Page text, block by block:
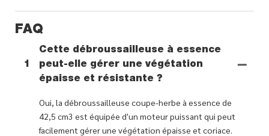
FAQ
1
Cette débroussailleuse à essence
peut-elle gérer une végétation
épaisse et résistante ?
Oui, la débroussailleuse coupe-herbe à essence de
42,5 cm3 est équipée d'un moteur puissant qui peut
facilement gérer une végétation épaisse et coriace.